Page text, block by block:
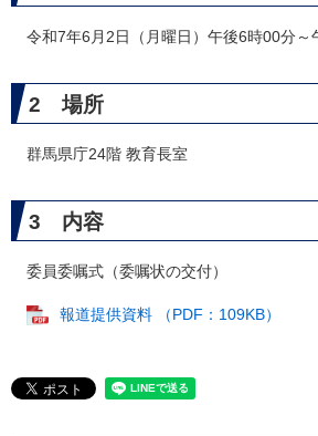
令和7年6月2日（月曜日）午後6時00分～
2 場所
群馬県庁24階 教育長室
3 内容
委員委嘱式（委嘱状の交付）
報道提供資料 （PDF：109KB）